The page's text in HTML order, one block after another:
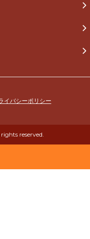
イバシーポリシー
reserved.